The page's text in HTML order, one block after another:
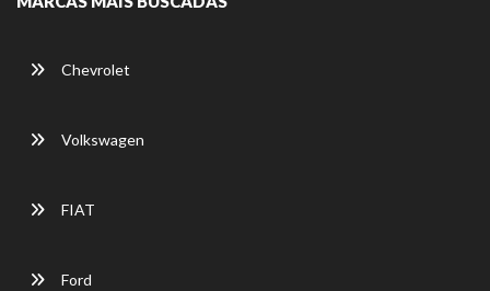
Chevrolet
Volkswagen
FIAT
Ford